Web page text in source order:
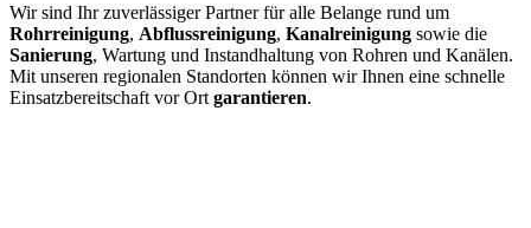
Wir sind Ihr zuverlässiger Partner für alle Belange rund um
Rohrreinigung, Abflussreinigung, Kanalreinigung sowie die
Sanierung, Wartung und Instandhaltung von Rohren und Kanälen.
Mit unseren regionalen Standorten können wir Ihnen eine schnelle
Einsatzbereitschaft vor Ort garantieren.